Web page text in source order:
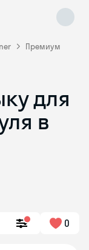
Премиум
для
в
0